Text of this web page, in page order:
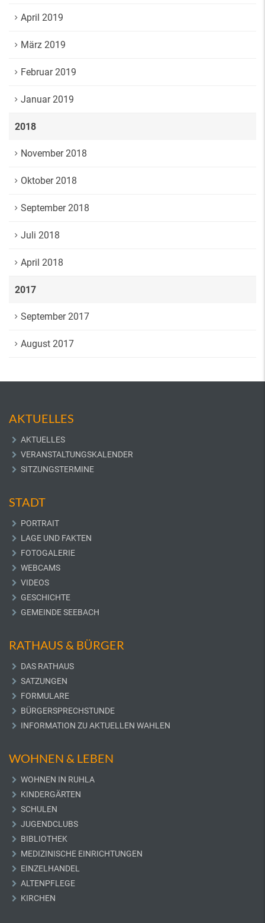
April 2019
März 2019
Februar 2019
Januar 2019
2018
November 2018
Oktober 2018
September 2018
Juli 2018
April 2018
2017
September 2017
August 2017
AKTUELLES
AKTUELLES
VERANSTALTUNGSKALENDER
SITZUNGSTERMINE
STADT
PORTRAIT
LAGE UND FAKTEN
FOTOGALERIE
WEBCAMS
VIDEOS
GESCHICHTE
GEMEINDE SEEBACH
RATHAUS & BÜRGER
DAS RATHAUS
SATZUNGEN
FORMULARE
BÜRGERSPRECHSTUNDE
INFORMATION ZU AKTUELLEN WAHLEN
WOHNEN & LEBEN
WOHNEN IN RUHLA
KINDERGÄRTEN
SCHULEN
JUGENDCLUBS
BIBLIOTHEK
MEDIZINISCHE EINRICHTUNGEN
EINZELHANDEL
ALTENPFLEGE
KIRCHEN